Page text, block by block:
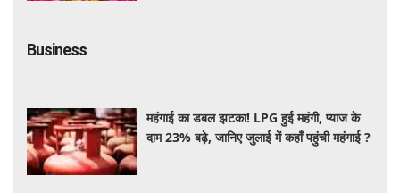
Business
महंगाई का डबल झटका! LPG हुई महंगी, प्याज के
दाम 23% बढ़े, जानिए जुलाई में कहाँ पहुंची महंगाई ?